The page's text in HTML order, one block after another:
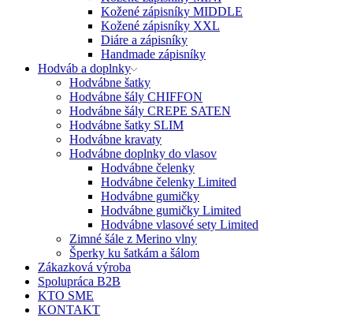
Kožené zápisníky MIDDLE
Kožené zápisníky XXL
Diáre a zápisníky
Handmade zápisníky
Hodváb a doplnky
Hodvábne šatky
Hodvábne šály CHIFFON
Hodvábne šály CREPE SATEN
Hodvábne šatky SLIM
Hodvábne kravaty
Hodvábne doplnky do vlasov
Hodvábne čelenky
Hodvábne čelenky Limited
Hodvábne gumičky
Hodvábne gumičky Limited
Hodvábne vlasové sety Limited
Zimné šále z Merino vlny
Šperky ku šatkám a šálom
Zákazková výroba
Spolupráca B2B
KTO SME
KONTAKT